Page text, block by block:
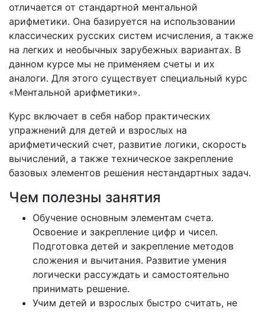
отличается от стандартной ментальной
арифметики. Она базируется на использовании
классических русских систем исчисления, а также
на легких и необычных зарубежных вариантах. В
данном курсе мы не применяем счеты и их
аналоги. Для этого существует специальный курс
«Ментальной арифметики».
Курс включает в себя набор практических
упражнений для детей и взрослых на
арифметический счет, развитие логики, скорость
вычислений, а также техническое закрепление
базовых элементов решения нестандартных задач.
Чем полезны занятия
Обучение основным элементам счета.
Освоение и закрепление цифр и чисел.
Подготовка детей и закрепление методов
сложения и вычитания. Развитие умения
логически рассуждать и самостоятельно
принимать решение.
Учим детей и взрослых быстро считать, не